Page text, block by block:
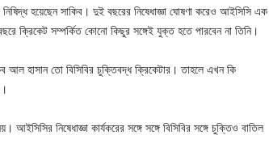
হয়েছেন সাকিব। দুই বছরের নিষেধাজ্ঞা ঘোষণা করেও আইসিসি এক
ক্রিকেট সম্পর্কিত কোনো কিছুর সঙ্গেই যুক্ত হতে পারবেন না তিনি।
আল হাসান তো বিসিবির চুক্তিবদ্ধ ক্রিকেটার। তাহলে এখন কি
নিষেধাজ্ঞা কার্যকরের সঙ্গে সঙ্গে বিসিবির সঙ্গে চুক্তিও বাতিল